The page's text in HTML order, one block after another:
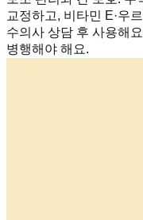
교정하고, 비타민 E·우
수의사 상담 후 사용해
병행해야 해요.